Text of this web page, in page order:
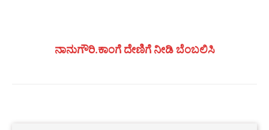
ನಾನುಗೌರಿ.ಕಾಂಗೆ ದೇಣಿಗೆ ನೀಡಿ ಬೆಂಬಲಿಸಿ